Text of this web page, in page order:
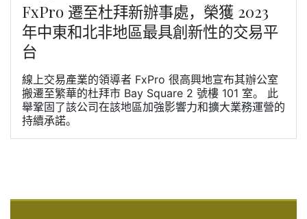
FxPro 遷至杜拜新辦事處，榮獲 2023
年中東和北非地區最具創新性的交易平
台
線上交易產業的領導者 FxPro 很高興地宣布其辦公室
搬遷至繁華的杜拜市 Bay Square 2 號樓 101 室。 此
舉鞏固了該公司在該地區加強影響力和擴大業務運營的
持續承諾。